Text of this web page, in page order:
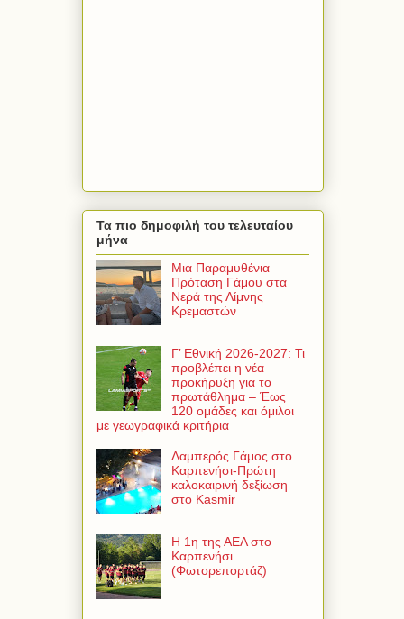
Τα πιο δημοφιλή του τελευταίου
μήνα
Μια Παραμυθένια
Πρόταση Γάμου στα
Νερά της Λίμνης
Κρεμαστών
Γ’ Εθνική 2026-2027: Τι
προβλέπει η νέα
προκήρυξη για το
πρωτάθλημα – Έως
120 ομάδες και όμιλοι
με γεωγραφικά κριτήρια
Λαμπερός Γάμος στο
Καρπενήσι-Πρώτη
καλοκαιρινή δεξίωση
στο Kasmir
Η 1η της ΑΕΛ στο
Καρπενήσι
(Φωτορεπορτάζ)